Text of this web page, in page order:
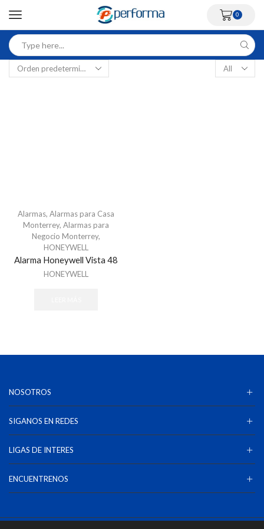
0
Alarmas, Alarmas para Casa
Monterrey, Alarmas para
Negocio Monterrey,
HONEYWELL
Alarma Honeywell Vista 48
HONEYWELL
NOSOTROS
SIGANOS EN REDES
LIGAS DE INTERES
ENCUENTRENOS